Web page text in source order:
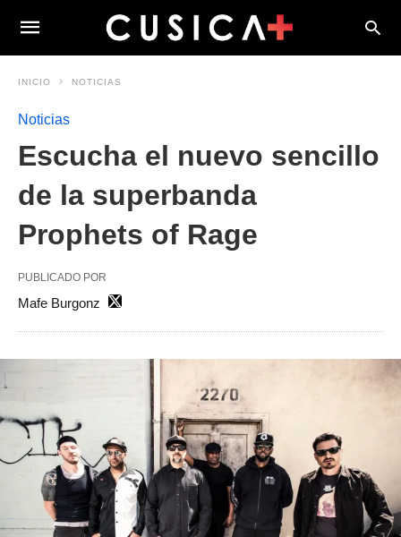
INICIO NOTICIAS
Noticias
Escucha el nuevo sencillo
de la superbanda
Prophets of Rage
PUBLICADO POR
Mafe Burgonz